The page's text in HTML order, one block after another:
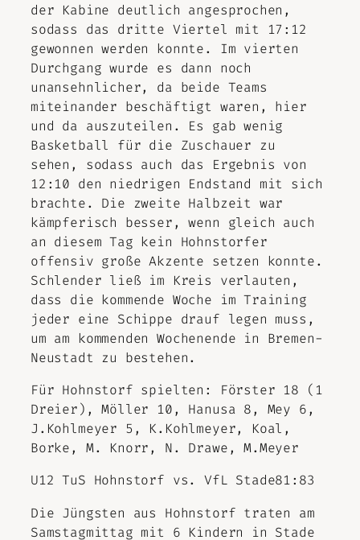
der Kabine deutlich angesprochen,
sodass das dritte Viertel mit 17:12
gewonnen werden konnte. Im vierten
Durchgang wurde es dann noch
unansehnlicher, da beide Teams
miteinander beschäftigt waren, hier
und da auszuteilen. Es gab wenig
Basketball für die Zuschauer zu
sehen, sodass auch das Ergebnis von
12:10 den niedrigen Endstand mit sich
brachte. Die zweite Halbzeit war
kämpferisch besser, wenn gleich auch
an diesem Tag kein Hohnstorfer
offensiv große Akzente setzen konnte.
Schlender ließ im Kreis verlauten,
dass die kommende Woche im Training
jeder eine Schippe drauf legen muss,
um am kommenden Wochenende in Bremen-
Neustadt zu bestehen.
Für Hohnstorf spielten: Förster 18 (1
Dreier), Möller 10, Hanusa 8, Mey 6,
J.Kohlmeyer 5, K.Kohlmeyer, Koal,
Borke, M. Knorr, N. Drawe, M.Meyer
U12 TuS Hohnstorf vs. VfL Stade81:83
Die Jüngsten aus Hohnstorf traten am
Samstagmittag mit 6 Kindern in Stade